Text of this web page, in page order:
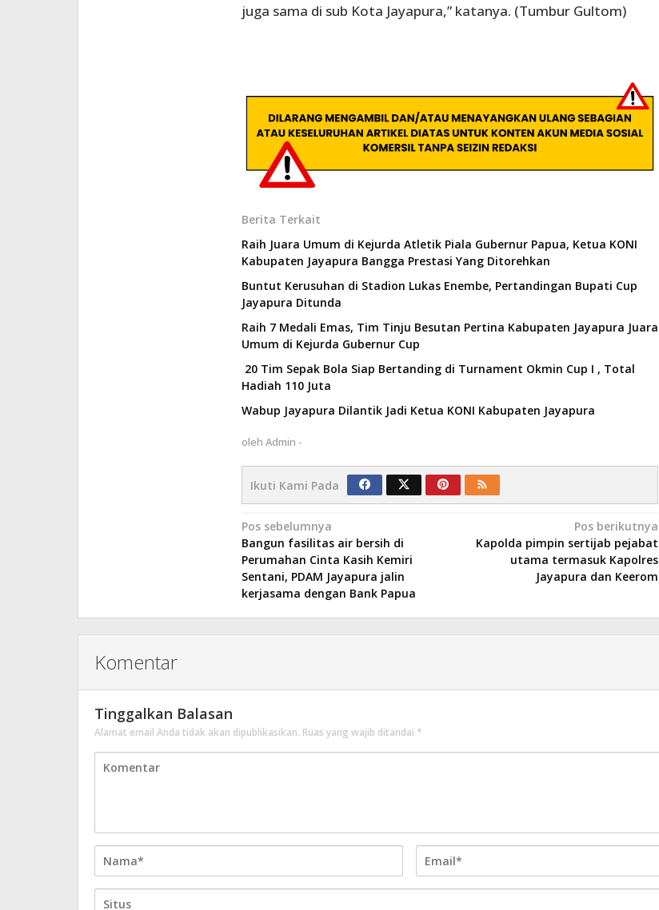
juga sama di sub Kota Jayapura,” katanya. (Tumbur Gultom)
Berita Terkait
Raih Juara Umum di Kejurda Atletik Piala Gubernur Papua, Ketua KONI
Kabupaten Jayapura Bangga Prestasi Yang Ditorehkan
Buntut Kerusuhan di Stadion Lukas Enembe, Pertandingan Bupati Cup
Jayapura Ditunda
Raih 7 Medali Emas, Tim Tinju Besutan Pertina Kabupaten Jayapura Juara
Umum di Kejurda Gubernur Cup
20 Tim Sepak Bola Siap Bertanding di Turnament Okmin Cup I , Total
Hadiah 110 Juta
Wabup Jayapura Dilantik Jadi Ketua KONI Kabupaten Jayapura
oleh Admin -
Ikuti Kami Pada
Navigasi
pos
Pos sebelumnya
Bangun fasilitas air bersih di
Perumahan Cinta Kasih Kemiri
Sentani, PDAM Jayapura jalin
kerjasama dengan Bank Papua
Pos berikutnya
Kapolda pimpin sertijab pejabat
utama termasuk Kapolres
Jayapura dan Keerom
Komentar
Tinggalkan Balasan
Alamat email Anda tidak akan dipublikasikan. Ruas yang wajib ditandai *